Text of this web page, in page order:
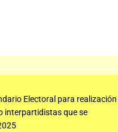
Electoral para realización
interpartidistas que se